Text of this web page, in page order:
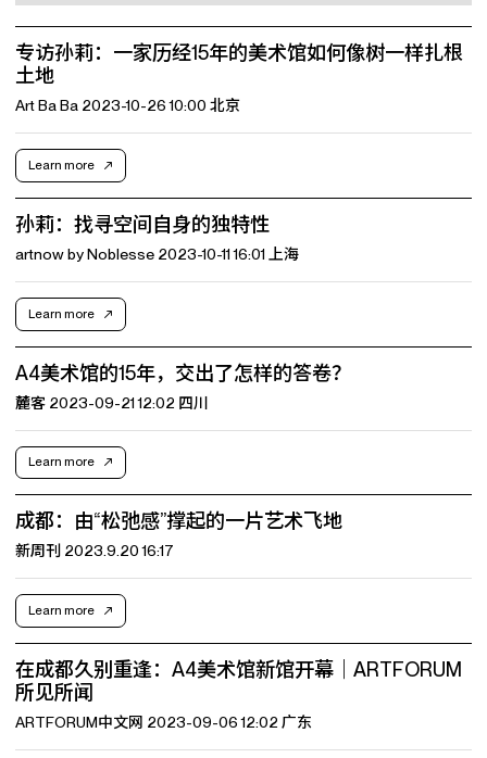
专访孙莉：一家历经15年的美术馆如何像树一样扎根
土地
Art Ba Ba 2023-10-26 10:00 北京
Learn more
孙莉：找寻空间自身的独特性
artnow by Noblesse 2023-10-11 16:01 上海
Learn more
A4美术馆的15年，交出了怎样的答卷？
麓客 2023-09-21 12:02 四川
Learn more
成都：由“松弛感”撑起的一片艺术飞地
新周刊 2023.9.20 16:17
Learn more
在成都久别重逢：A4美术馆新馆开幕​｜ARTFORUM
所见所闻
ARTFORUM中文网 2023-09-06 12:02 广东